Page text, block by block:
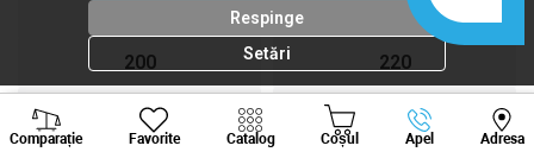
180
200 220
250 300
Comparație Favorite Catalog Coșul Apel Adresa
Viber Whatsapp
Respinge
Setări